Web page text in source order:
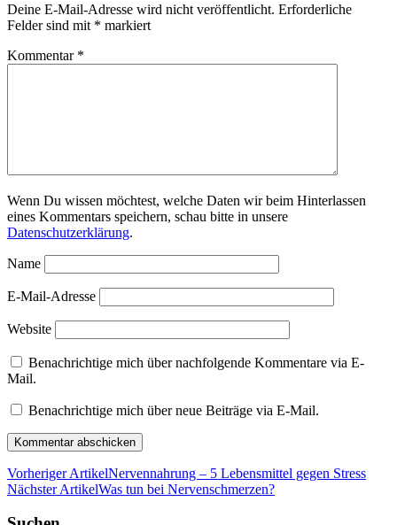
Deine E-Mail-Adresse wird nicht veröffentlicht. Erforderliche
Felder sind mit * markiert
Kommentar *
Wenn Du wissen möchtest, welche Daten wir beim Hinterlassen
eines Kommentars speichern, schau bitte in unsere
Datenschutzerklärung.
Name
E-Mail-Adresse
Website
Benachrichtige mich über nachfolgende Kommentare via E-
Mail.
Benachrichtige mich über neue Beiträge via E-Mail.
Vorheriger ArtikelNervennahrung – 5 Lebensmittel gegen Stress
Nächster ArtikelWas tun bei Nervenschmerzen?